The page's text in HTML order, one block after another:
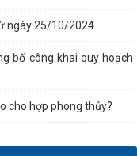
ngày 25/10/2024
bố công khai quy hoạch
cho hợp phong thủy?